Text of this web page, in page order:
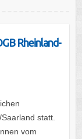
Rheinland-
statt.
vom